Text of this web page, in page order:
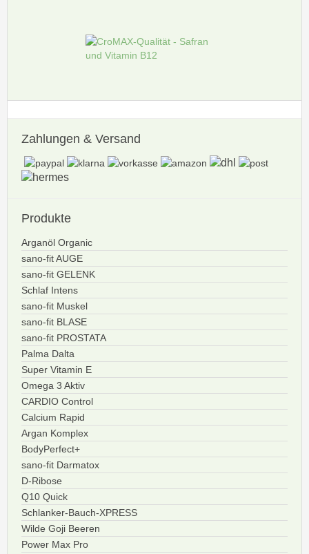
Zahlungen & Versand
Produkte
Arganöl Organic
sano-fit AUGE
sano-fit GELENK
Schlaf Intens
sano-fit Muskel
sano-fit BLASE
sano-fit PROSTATA
Palma Dalta
Super Vitamin E
Omega 3 Aktiv
CARDIO Control
Calcium Rapid
Argan Komplex
BodyPerfect+
sano-fit Darmatox
D-Ribose
Q10 Quick
Schlanker-Bauch-XPRESS
Wilde Goji Beeren
Power Max Pro